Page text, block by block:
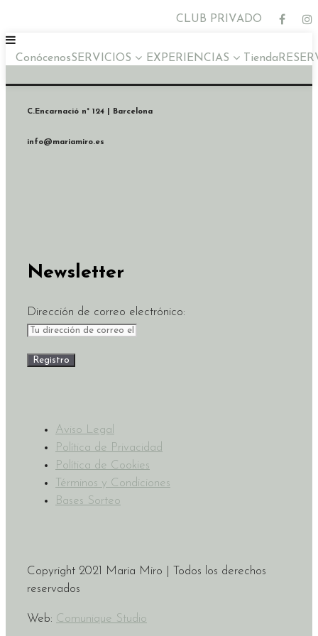
CLUB PRIVADO
ConócenosSERVICIOS EXPERIENCIAS Tienda
contenido
C.Encarnació n° 124 | Barcelona
info@mariamiro.es
Newsletter
Dirección de correo electrónico:
Aviso Legal
Política de Privacidad
Política de Cookies
Términos y Condiciones
Bases Sorteo
Copyright 2021 Maria Miro | Todos los derechos
reservados
Web: Comunique Studio